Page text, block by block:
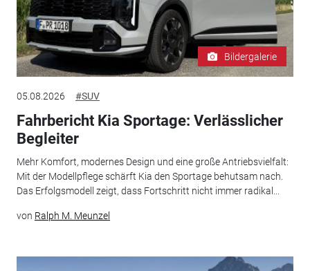
Bildergalerie
05.08.2026 #SUV
Fahrbericht Kia Sportage: Verlässlicher
Begleiter
Mehr Komfort, modernes Design und eine große Antriebsvielfalt:
Mit der Modellpflege schärft Kia den Sportage behutsam nach.
Das Erfolgsmodell zeigt, dass Fortschritt nicht immer radikal...
von Ralph M. Meunzel